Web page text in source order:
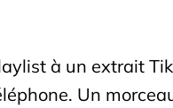
à un extrait
Un